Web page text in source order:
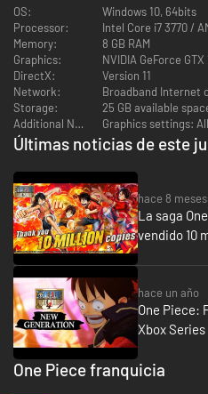
OS:
Windows 10, 64bits
Processor:
Intel
Memory:
8 GB RAM
Graphics:
DirectX:
Version 11
Network:
Broadband Internet
Storage:
25 GB available
Additional Notes:
Graphics settings:
Últimas noticias de este
hace 8 meses
La saga
vendido 10
hace un año
One Piece:
Xbox Series
One Piece franquicia